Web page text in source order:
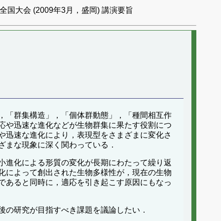
国大会 (2009年3月，盛岡) 講演要旨
「群集構造」，「個体群動態」，「種間相互作
や迅速な進化などが生物群集に果たす役割につ
速な進化により，表現型をさまざまに変化さ
な現象に深く関わっている．
化による形質の変化が長期にわたって繰り返
によって創出された生物多様性が，現在の生物
ると同時に，適応を引き起こす原因にもなっ
研究が目指すべき課題を議論したい．